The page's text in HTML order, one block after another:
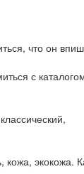
что он
с
кожа, экокожа.